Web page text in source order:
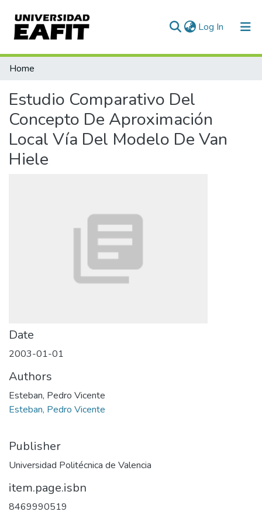
Log In (current)
Statistics
Home
Estudio Comparativo Del
Concepto De Aproximación
Local Vía Del Modelo De Van
Hiele
Date
2003-01-01
Authors
Esteban, Pedro Vicente
Esteban, Pedro Vicente
Publisher
Universidad Politécnica de Valencia
item.page.isbn
8469990519